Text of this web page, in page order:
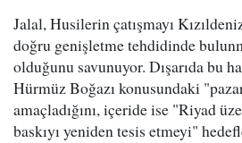
Jalal, Husilerin çatışmayı
doğru genişletme tehdidinde
olduğunu savunuyor. Dışarıda bu
Hürmüz Boğazı konusundaki
amaçladığını, içeride ise "Riyad
baskıyı yeniden tesis etmeyi"